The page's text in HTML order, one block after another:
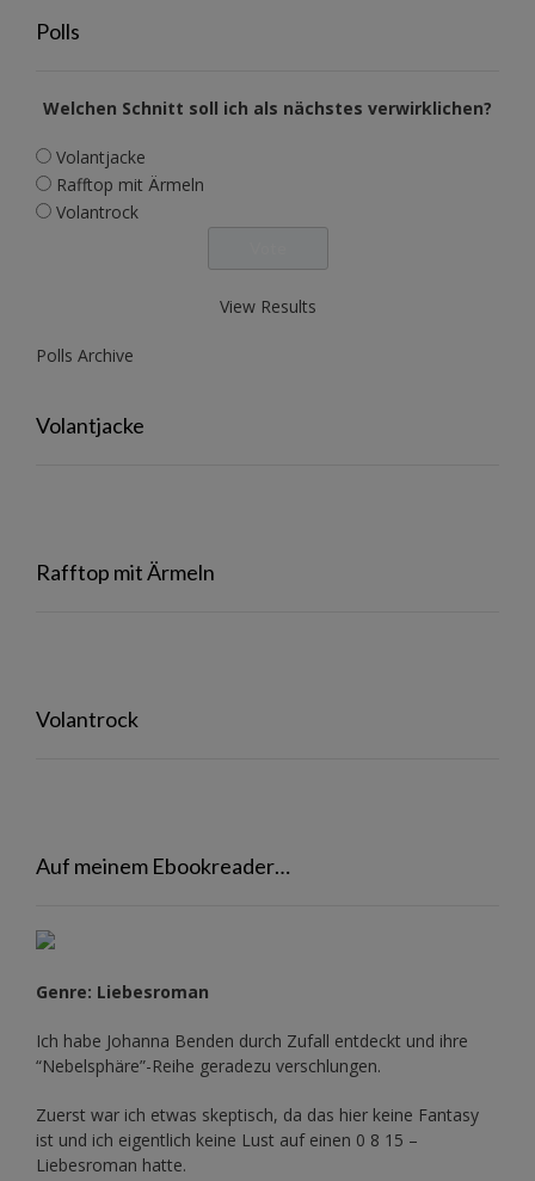
Polls
Welchen Schnitt soll ich als nächstes verwirklichen?
Volantjacke
Rafftop mit Ärmeln
Volantrock
View Results
Polls Archive
Volantjacke
Rafftop mit Ärmeln
Volantrock
Auf meinem Ebookreader…
Genre: Liebesroman
Ich habe Johanna Benden durch Zufall entdeckt und ihre
“Nebelsphäre”-Reihe geradezu verschlungen.
Zuerst war ich etwas skeptisch, da das hier keine Fantasy
ist und ich eigentlich keine Lust auf einen 0 8 15 –
Liebesroman hatte.